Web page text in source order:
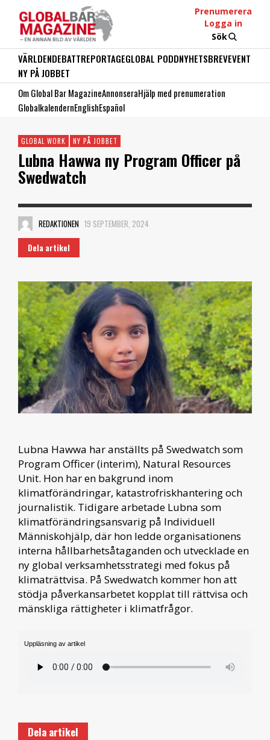
Prenumerera
Logga in
Sök
VÄRLDENDEBATTREPORTAGEGLOBAL PODDNYHETSBREVEVENT
NY PÅ JOBBET
Om Global Bar MagazineAnnonseraHjälp med prenumeration
GlobalkalendernEnglishEspañol
GLOBAL WORK NY PÅ JOBBET
Lubna Hawwa ny Program Officer på
Swedwatch
REDAKTIONEN 19 SEPTEMBER, 2024
Dela artikel
Lubna Hawwa har anställts på Swedwatch som
Program Officer (interim), Natural Resources
Unit. Hon har en bakgrund inom
klimatförändringar, katastrofriskhantering och
journalistik. Tidigare arbetade Lubna som
klimatförändringsansvarig på Individuell
Människohjälp, där hon ledde organisationens
interna hållbarhetsåtaganden och utvecklade en
ny global verksamhetsstrategi med fokus på
klimat­rättvisa. På Swedwatch kommer hon att
stödja påverkansarbetet kopplat till rättvisa och
mänskliga rättigheter i klimatfrågor.
Uppläsning av artikel
Dela artikel